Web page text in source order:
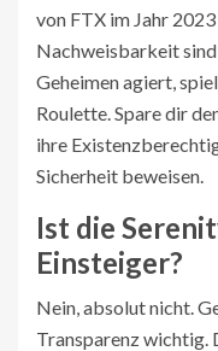
von FTX im Jahr
Nachweisbarkeit sind
Geheimen agiert,
Roulette. Spare dir
ihre
Sicherheit beweisen.
Ist die
Einsteiger?
Nein, absolut nicht.
Transparenz wichtig.